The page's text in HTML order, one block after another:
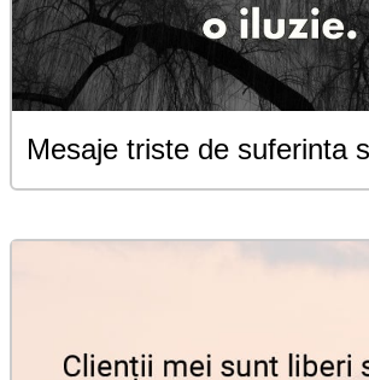
Mesaje triste de suferinta